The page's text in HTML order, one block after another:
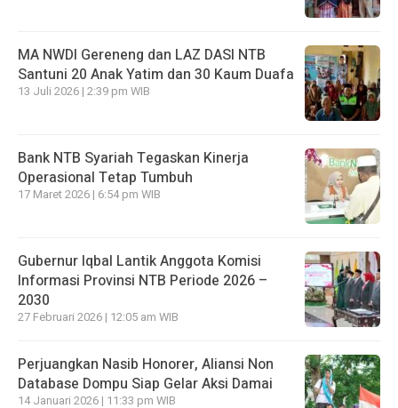
MA NWDI Gereneng dan LAZ DASI NTB
Santuni 20 Anak Yatim dan 30 Kaum Duafa
13 Juli 2026 | 2:39 pm WIB
Bank NTB Syariah Tegaskan Kinerja
Operasional Tetap Tumbuh
17 Maret 2026 | 6:54 pm WIB
Gubernur Iqbal Lantik Anggota Komisi
Informasi Provinsi NTB Periode 2026 –
2030
27 Februari 2026 | 12:05 am WIB
Perjuangkan Nasib Honorer, Aliansi Non
Database Dompu Siap Gelar Aksi Damai
14 Januari 2026 | 11:33 pm WIB